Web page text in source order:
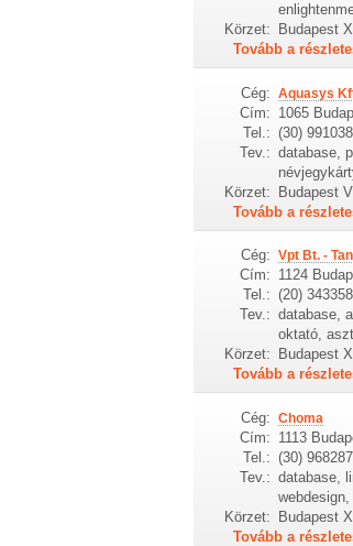
Körzet:
Budapest
Tovább a
Cég: Aquasys
Cím: 1065
Tel.: (30)
Tev.: database,
Körzet:
Budapest
Tovább a
Cég: Vpt Bt. -
Cím: 1124
Tel.: (20)
Tev.: database,
oktató,
Körzet:
Budapest
Tovább a
Cég: Choma
Cím: 1113
Tel.: (30)
Tev.: database,
Körzet: Budapest
Tovább a